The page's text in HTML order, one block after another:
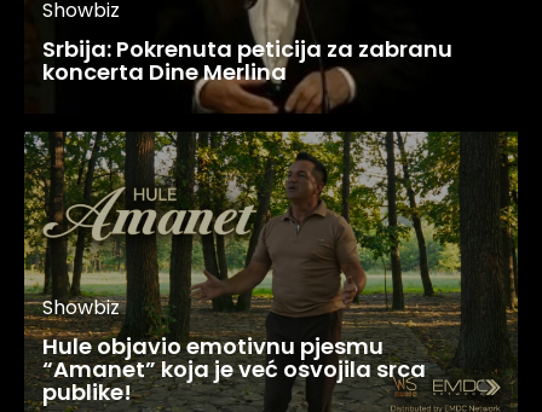
Showbiz
Srbija: Pokrenuta peticija za zabranu
koncerta Dine Merlina
Showbiz
Hule objavio emotivnu pjesmu
“Amanet” koja je već osvojila srca
publike!